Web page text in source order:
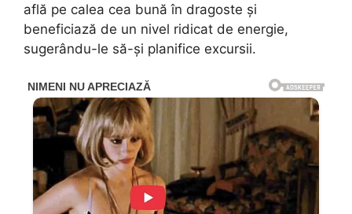
află pe calea cea bună în dragoste și
beneficiază de un nivel ridicat de energie,
sugerându-le să-și planifice excursii.